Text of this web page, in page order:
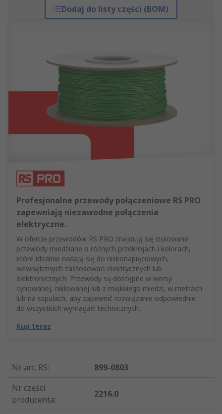
Dodaj do listy części (BOM)
Profesjonalne przewody połączeniowe RS PRO
zapewniają niezawodne połączenia
elektryczne.
W ofercie przewodów RS PRO znajdują się izolowane
przewody miedziane o różnych przekrojach i kolorach,
które idealnie nadają się do niskonapięciowych,
wewnętrznych zastosowań elektrycznych lub
elektronicznych. Przewody są dostępne w wersji
cynowanej, niklowanej lub z miękkiego miedzi, w metrach
lub na szpulach, aby zapewnić rozwiązanie odpowiednie
do wszystkich wymagań technicznych.
Kup teraz
Nr art. RS:
899-0803
Nr części
producenta:
2216.0